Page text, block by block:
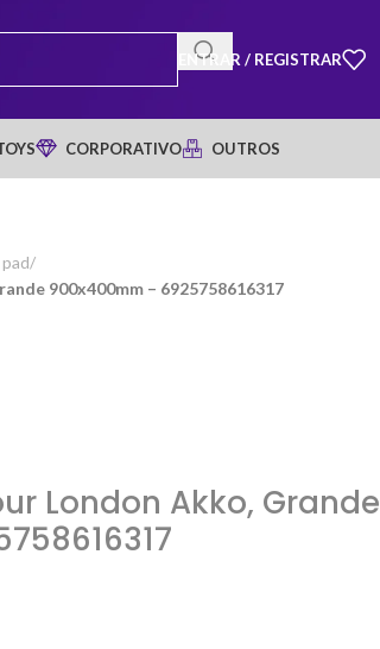
ENTRAR / REGISTRAR
CORPORATIVO OUTROS
/
900x400mm – 6925758616317
London Akko, Grande